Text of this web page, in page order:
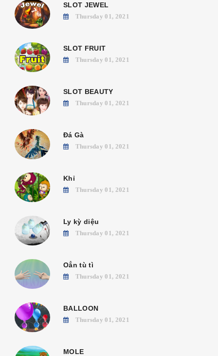
SLOT JEWEL
Thursday 01, 2021
SLOT FRUIT
Thursday 01, 2021
SLOT BEAUTY
Thursday 01, 2021
Đá Gà
Thursday 01, 2021
Khỉ
Thursday 01, 2021
Ly kỳ diệu
Thursday 01, 2021
Oẳn tù tì
Thursday 01, 2021
BALLOON
Thursday 01, 2021
MOLE